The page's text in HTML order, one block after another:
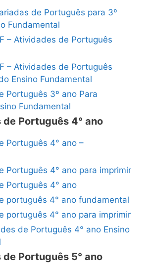
de Português para 3º
Fundamental
– Atividades de Português
– Atividades de Português
Ensino Fundamental
Português 3º ano Para
Fundamental
Português 4° ano
Português 4° ano –
Português 4° ano para imprimir
Português 4° ano
português 4° ano fundamental
português 4° ano para imprimir
de Português 4° ano Ensino
Português 5° ano